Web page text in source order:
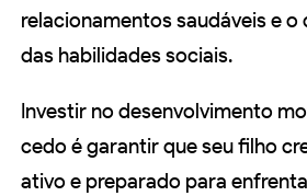
relacionamentos saudáveis e
das habilidades sociais.
Investir no desenvolvimento
cedo é garantir que seu filho
ativo e preparado para